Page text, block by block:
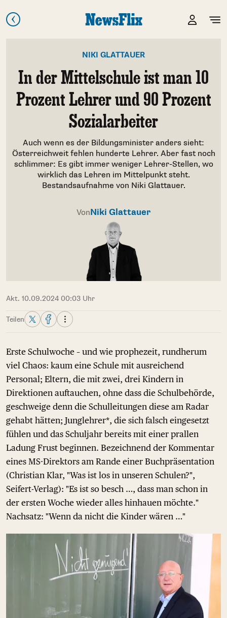
NIKI GLATTAUER
In der Mittelschule ist man 10
Prozent Lehrer und 90 Prozent
Sozialarbeiter
Auch wenn es der Bildungsminister anders sieht:
Österreichweit fehlen hunderte Lehrer. Aber fast noch
schlimmer: Es gibt immer weniger Lehrer-Stellen, wo
wirklich das Lehren im Mittelpunkt steht.
Bestandsaufnahme von Niki Glattauer.
VonNiki Glattauer
Akt. 10.09.2024 00:03 Uhr
Teilen
Erste Schulwoche – und wie prophezeit, rundherum
viel Chaos: kaum eine Schule mit ausreichend
Personal; Eltern, die mit zwei, drei Kindern in
Direktionen auftauchen, ohne dass die Schulbehörde,
geschweige denn die Schulleitungen diese am Radar
gehabt hätten; Junglehrer*, die sich falsch eingesetzt
fühlen und das Schuljahr bereits mit einer prallen
Ladung Frust beginnen. Bezeichnend der Kommentar
eines MS-Direktors am Rande einer Buchpräsentation
(Christian Klar, "Was ist los in unseren Schulen?",
Seifert-Verlag): "Es ist so besch …, dass man schon in
der ersten Woche wieder alles hinhauen möchte."
Nachsatz: "Wenn da nicht die Kinder wären …"